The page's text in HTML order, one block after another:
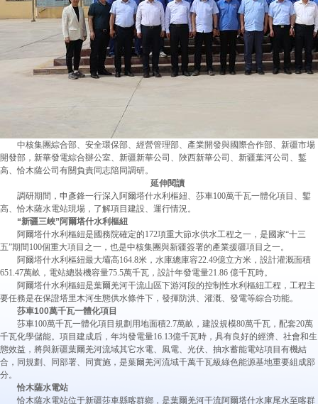
中核集團綜合部、安全環保部、經營管理部、產業開發與國際合作部、新疆市場
開發部，新華發電綜合辦公室、新疆新華公司、陜西新華公司、新疆葉河公司、鏨
高、恰木薩公司有關負責同志陪同調研。
延伸閱讀
調研期間，申彥鋒一行深入阿爾塔什水利樞紐、莎車100萬千瓦一體化項目、鏨
高、恰木薩水電站現場，了解項目建設、運行情況。
“新疆三峽”阿爾塔什水利樞紐
阿爾塔什水利樞紐是國務院確定的172項重大節水供水工程之一，是國家“十三
五”期間100個重大項目之一，也是中核集團與新疆簽署的產業援疆項目之一。
阿爾塔什水利樞紐最大壩高164.8米，水庫總庫容22.49億立方米，設計灌溉面積
651.47萬畝，電站總裝機容量75.5萬千瓦，設計年發電量21.86 億千瓦時。
阿爾塔什水利樞紐是葉爾羌河干流山區下游河段的控制性水利樞紐工程，工程主
要任務是在保證塔里木河生態供水條件下，發揮防洪、灌溉、發電等綜合功能。
莎車100萬千瓦一體化項目
莎車100萬千瓦一體化項目規劃用地面積2.7萬畝，建設規模80萬千瓦，配套20萬
千瓦化學儲能。項目建成后，年均發電量16.13億千瓦時，具有良好的經濟、社會和生
態效益，將與新疆葉爾羌河流域其它水電、風電、光伏、抽水蓄能電站項目有機結
合，同規劃、同部署、同實施，是葉爾羌河流域千萬千瓦級綠色能源基地重要組成部
分。
恰木薩水電站
恰木薩水電站位于新疆莎車縣喀群鄉，是葉爾羌河干流阿爾塔什水庫尾水至喀群